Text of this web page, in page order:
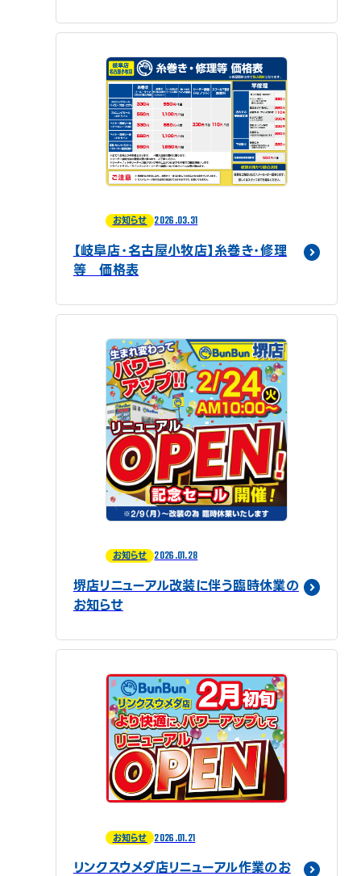
お知らせ 2026.03.31
【岐阜店・名古屋小牧店】糸巻き・修理
等 価格表
お知らせ 2026.01.28
堺店リニューアル改装に伴う臨時休業の
お知らせ
お知らせ 2026.01.21
リンクスウメダ店リニューアル作業のお